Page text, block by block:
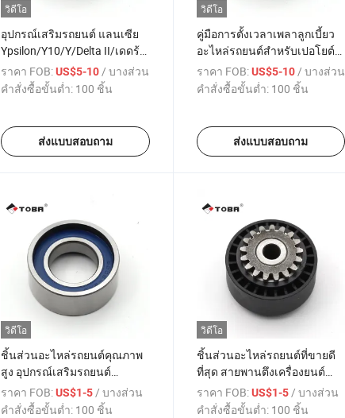
วิดีโอ
อุปกรณ์เสริมรถยนต์ แลนเซีย
Ypsilon/Y10/Y/Delta II/เดดร้า
1.1/1.1/1.2/1.3/1.6
71740977 082917 26207509
ราคา FOB: US$5-10/ บางส่วน
คำสั่งซื้อขั้นต่ำ: 100 ชิ้น
ส่งแบบสอบถาม
วิดีโอ
คู่มือการตั้งเวลาเพลาลูกเบี้ยว
อะไหล่รถยนต์สำหรับเปอโยต์
เอ็กซ์เพิร์ต เอ็กซ์เพิร์ต Box/J5
กล่อง 1.6 26207509 5619217
ราคา FOB: US$5-10/ บางส่วน
คำสั่งซื้อขั้นต่ำ: 100 ชิ้น
ส่งแบบสอบถาม
วิดีโอ
ชิ้นส่วนอะไหล่รถยนต์คุณภาพ
สูง อุปกรณ์เสริมรถยนต์
สายพานขับ สายพานไทม์มิ่ง ต
tensioner pulley OEM
ราคา FOB: US$1-5 / บางส่วน
คำสั่งซื้อขั้นต่ำ: 100 ชิ้น
วิดีโอ
ชิ้นส่วนอะไหล่รถยนต์ที่ขายดี
ที่สุด สายพานตึงเครื่องยนต์
OEM 8200040155
7700868201 8200136224
ราคา FOB: US$1-5 / บางส่วน
คำสั่งซื้อขั้นต่ำ: 100 ชิ้น